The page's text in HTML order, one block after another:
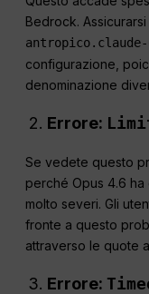
Bedrock.
configurazione,
denominazione
Errore:
Se vedete questo
perché Opus 4.6 ha
molto severi. Gli
fronte a questo
attraverso le quote
Errore: